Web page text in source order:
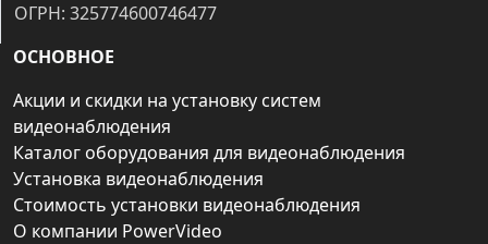
ОГРН: 325774600746477
ОСНОВНОЕ
Акции и скидки на установку систем
видеонаблюдения
Каталог оборудования для видеонаблюдения
Установка видеонаблюдения
Стоимость установки видеонаблюдения
О компании PowerVideo